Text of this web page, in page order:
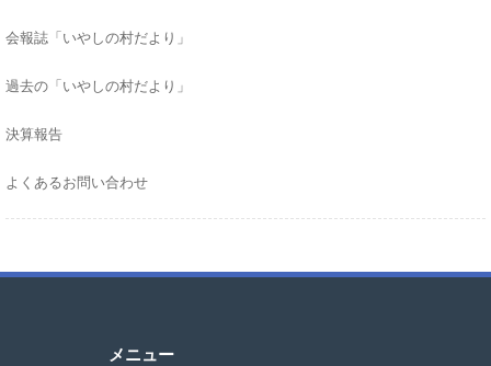
会報誌「いやしの村だより」
過去の「いやしの村だより」
決算報告
よくあるお問い合わせ
メニュー